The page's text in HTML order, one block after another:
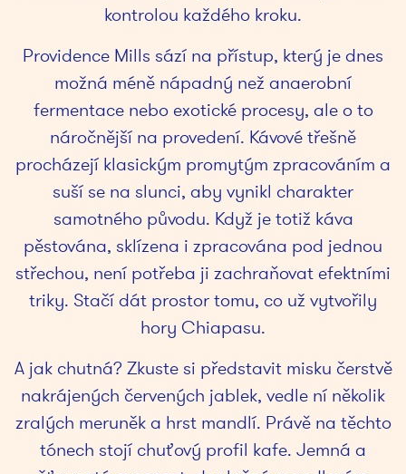
kontrolou každého kroku.
Providence Mills sází na přístup, který je dnes
možná méně nápadný než anaerobní
fermentace nebo exotické procesy, ale o to
náročnější na provedení. Kávové třešně
procházejí klasickým promytým zpracováním a
suší se na slunci, aby vynikl charakter
samotného původu. Když je totiž káva
pěstována, sklízena i zpracována pod jednou
střechou, není potřeba ji zachraňovat efektními
triky. Stačí dát prostor tomu, co už vytvořily
hory Chiapasu.
A jak chutná? Zkuste si představit misku čerstvě
nakrájených červených jablek, vedle ní několik
zralých meruněk a hrst mandlí. Právě na těchto
tónech stojí chuťový profil kafe. Jemná a